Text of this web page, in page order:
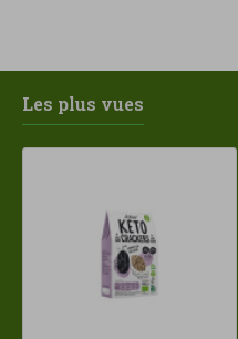
Les plus vues